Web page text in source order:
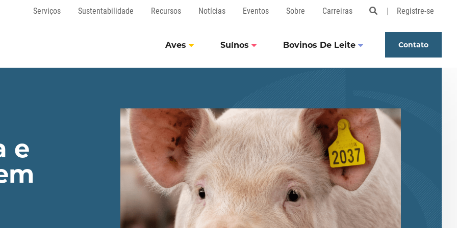
Serviços Sustentabilidade Recursos Notícias Eventos Sobre Carreiras Open Search
Registre-se
Aves Suínos Bovinos De Leite Contato
e